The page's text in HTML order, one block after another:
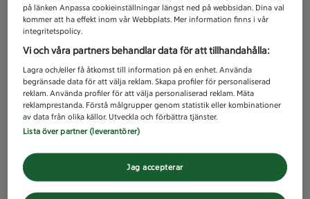
på länken Anpassa cookieinställningar längst ned på webbsidan. Dina val
kommer att ha effekt inom vår Webbplats. Mer information finns i vår
integritetspolicy.
Vi och våra partners behandlar data för att tillhandahålla:
Lagra och/eller få åtkomst till information på en enhet. Använda
begränsade data för att välja reklam. Skapa profiler för personaliserad
reklam. Använda profiler för att välja personaliserad reklam. Mäta
reklamprestanda. Förstå målgrupper genom statistik eller kombinationer
av data från olika källor. Utveckla och förbättra tjänster.
Lista över partner (leverantörer)
Jag accepterar